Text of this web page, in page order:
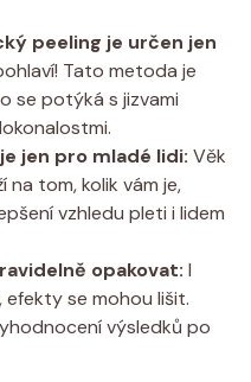
peeling je určen jen
Tato metoda je
se potýká s jizvami
jen pro mladé lidi: Věk
na tom, kolik vám je,
vzhledu pleti i lidem
opakovat: I
efekty se mohou lišit.
výsledků po